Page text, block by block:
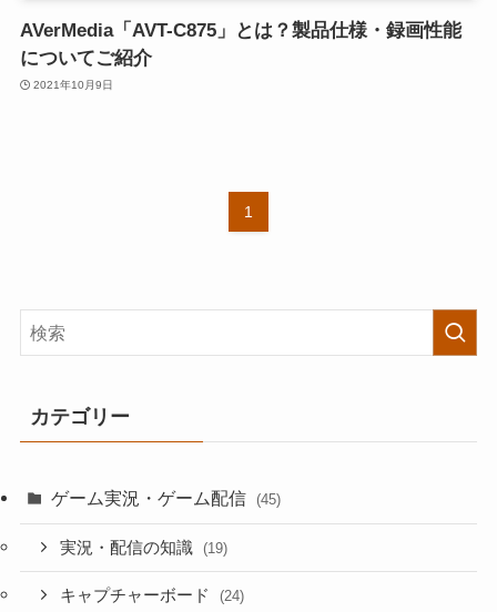
AVerMedia「AVT-C875」とは？製品仕様・録画性能
についてご紹介
2021年10月9日
1
カテゴリー
ゲーム実況・ゲーム配信 (45)
実況・配信の知識 (19)
キャプチャーボード (24)